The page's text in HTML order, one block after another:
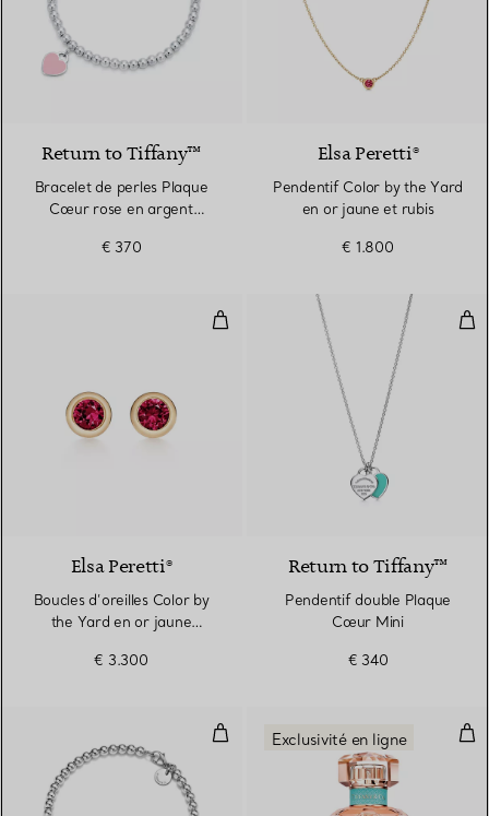
3 Couleurs
Return to Tiffany™
Bracelet de perles Plaque
Cœur rose en argent
€ 370
Elsa Peretti®
Pendentif Color by the Yard
en or jaune et rubis
€ 1.800
Boucles d’oreilles Color by the
2 Matériaux
Elsa Peretti®
Boucles d’oreilles Color by
the Yard en or jaune
€ 3.300
Return to Tiffany™
Pendentif double Plaque
Cœur Mini
€ 340
Bracelet de perles en argent
Exclusivité en ligne